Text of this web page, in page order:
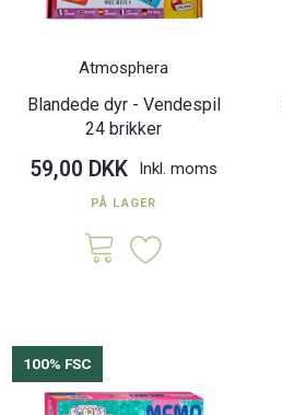
Atmosphera
Blandede dyr - Vendespil
24 brikker
59,00 DKK Inkl. moms
PÅ LAGER
100% FSC